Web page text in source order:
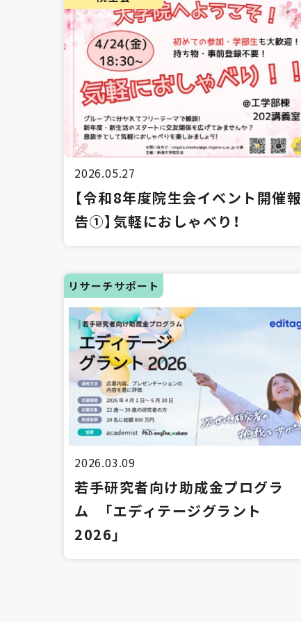
2026.05.27
【令和8年度院生会イベント開催報
告①】気軽におしゃべり！
リサーチサポート
2026.03.09
若手研究者向け助成金プログラ
ム 「エディテージグラント
2026」